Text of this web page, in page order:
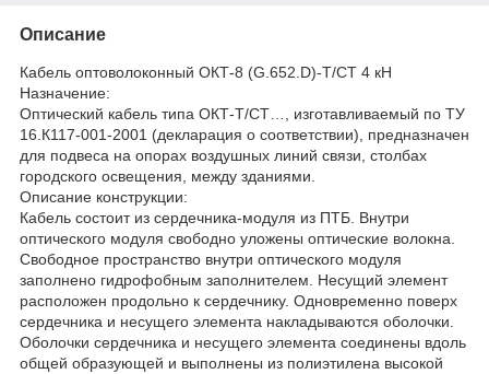
Описание
Кабель оптоволоконный ОКТ-8 (G.652.D)-Т/СТ 4 кН
Назначение:
Оптический кабель типа ОКТ-Т/СТ…, изготавливаемый по ТУ
16.К117-001-2001 (декларация о соответствии), предназначен
для подвеса на опорах воздушных линий связи, столбах
городского освещения, между зданиями.
Описание конструкции:
Кабель состоит из сердечника-модуля из ПТБ. Внутри
оптического модуля свободно уложены оптические волокна.
Свободное пространство внутри оптического модуля
заполнено гидрофобным заполнителем. Несущий элемент
расположен продольно к сердечнику. Одновременно поверх
сердечника и несущего элемента накладываются оболочки.
Оболочки сердечника и несущего элемента соединены вдоль
общей образующей и выполнены из полиэтилена высокой